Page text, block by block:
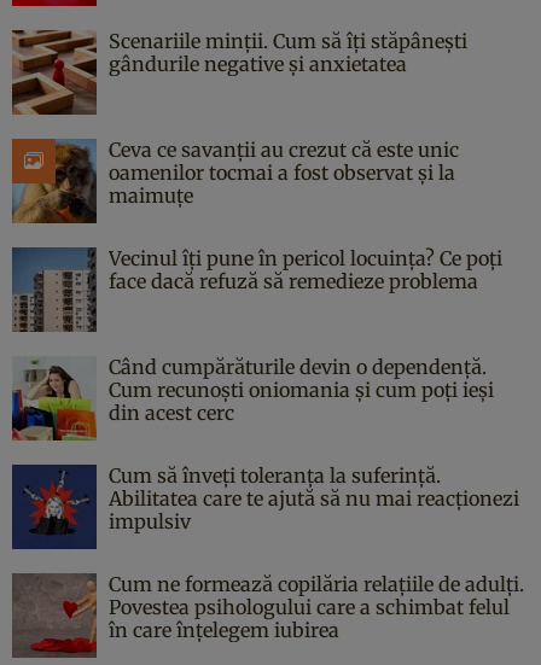
Scenariile minții. Cum să îți stăpânești
gândurile negative și anxietatea
Ceva ce savanții au crezut că este unic
oamenilor tocmai a fost observat și la
maimuțe
Vecinul îți pune în pericol locuința? Ce poți
face dacă refuză să remedieze problema
Când cumpărăturile devin o dependență.
Cum recunoști oniomania și cum poți ieși
din acest cerc
Cum să înveți toleranța la suferință.
Abilitatea care te ajută să nu mai reacționezi
impulsiv
Cum ne formează copilăria relațiile de adulți.
Povestea psihologului care a schimbat felul
în care înțelegem iubirea